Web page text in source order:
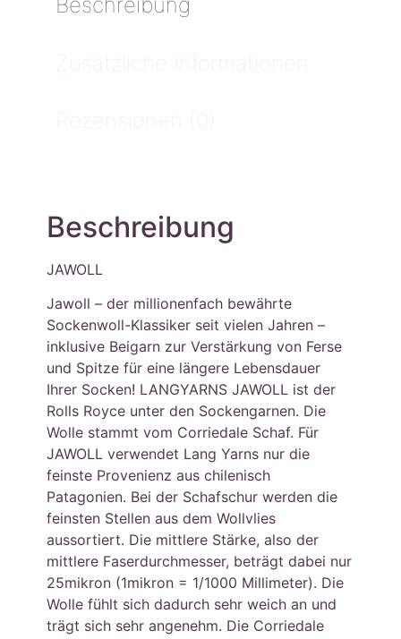
Zusätzliche Informationen
Rezensionen (0)
Beschreibung
JAWOLL
Jawoll – der millionenfach bewährte
Sockenwoll-Klassiker seit vielen Jahren –
inklusive Beigarn zur Verstärkung von Ferse
und Spitze für eine längere Lebensdauer
Ihrer Socken! LANGYARNS JAWOLL ist der
Rolls Royce unter den Sockengarnen. Die
Wolle stammt vom Corriedale Schaf. Für
JAWOLL verwendet Lang Yarns nur die
feinste Provenienz aus chilenisch
Patagonien. Bei der Schafschur werden die
feinsten Stellen aus dem Wollvlies
aussortiert. Die mittlere Stärke, also der
mittlere Faserdurchmesser, beträgt dabei nur
25mikron (1mikron = 1/1000 Millimeter). Die
Wolle fühlt sich dadurch sehr weich an und
trägt sich sehr angenehm. Die Corriedale